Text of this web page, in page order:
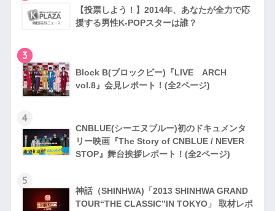
【投票しよう！】2014年、あなたが全力で応
援する男性K-POPスターは誰？
3
Block B(ブロックビー)『LIVE ARCH
vol.8』会見レポート！(全2ページ)
4
CNBLUE(シーエヌブルー)初のドキュメンタ
リー映画『The Story of CNBLUE / NEVER
STOP』舞台挨拶レポート！(全2ページ)
5
神話（SHINHWA)「2013 SHINHWA GRAND
TOUR“THE CLASSIC”IN TOKYO」 取材レポ